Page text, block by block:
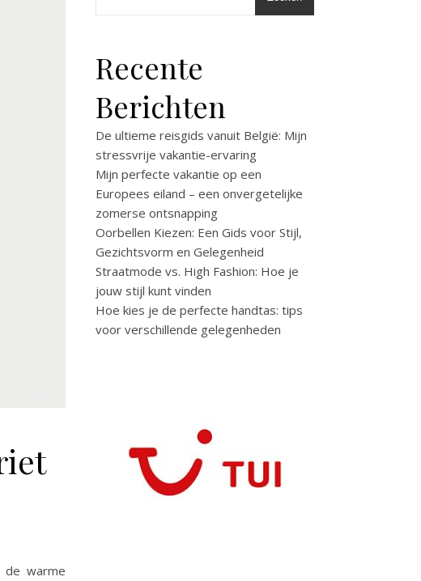
warme
Recente
Berichten
De ultieme reisgids vanuit België: Mijn
stressvrije vakantie-ervaring
Mijn perfecte vakantie op een
Europees eiland – een onvergetelijke
zomerse ontsnapping
Oorbellen Kiezen: Een Gids voor Stijl,
Gezichtsvorm en Gelegenheid
Straatmode vs. High Fashion: Hoe je
jouw stijl kunt vinden
Hoe kies je de perfecte handtas: tips
voor verschillende gelegenheden